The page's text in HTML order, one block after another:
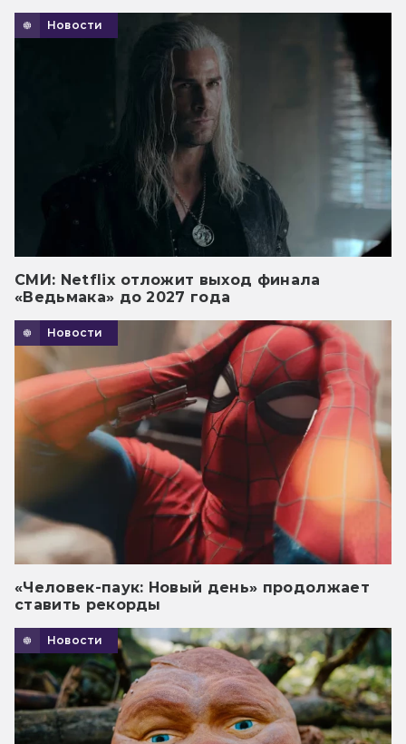
Новости
СМИ: Netflix отложит выход финала
«Ведьмака» до 2027 года
Новости
«Человек-паук: Новый день» продолжает
ставить рекорды
Новости